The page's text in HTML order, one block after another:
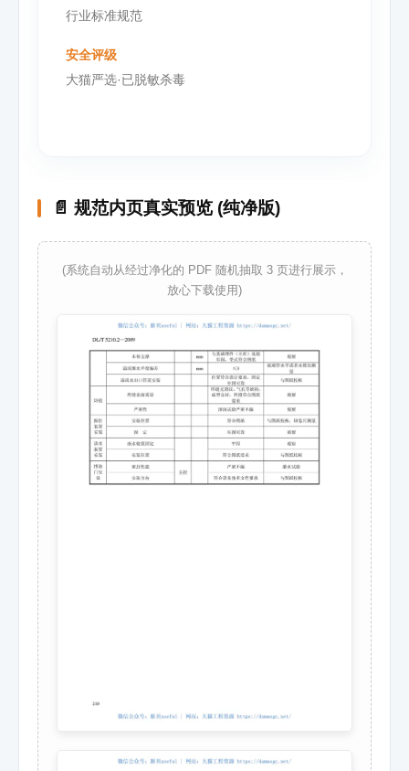
行业标准规范
安全评级
大猫严选·已脱敏杀毒
📄 规范内页真实预览 (纯净版)
(系统自动从经过净化的 PDF 随机抽取 3 页进行展示，
放心下载使用)